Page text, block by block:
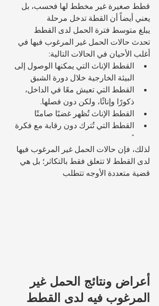
قطط صغيرة غير مخطط لها فحسب، بل
يعني أيضاً أن القطة تدخل مرحلة
يبلغ متوسط فترة الحمل لدى القطط
تحدث حالات الحمل غير المرغوب فيها في
أغلب الأحيان في الحالات التالية:
القطط الإناث التي يمكنها الوصول إلى
البيئة الخارجية خلال دورة الشبق
القطط التي تعيش معًا في الداخل،
ذكورًا وإناثًا، ولكن دون فصلها.
القطط الإناث تُظهر غضبًا صامتًا
القطط التي تُترك دون رقابة مع فكرة
"
لذلك، فإن حالات الحمل غير المرغوب فيها
لدى القطط لا تتعلق فقط بالتكاثر؛ بل هي
قضية متعددة الأوجه تتطلب
أعراض ونتائج الحمل غير
المرغوب فيه لدى القطط